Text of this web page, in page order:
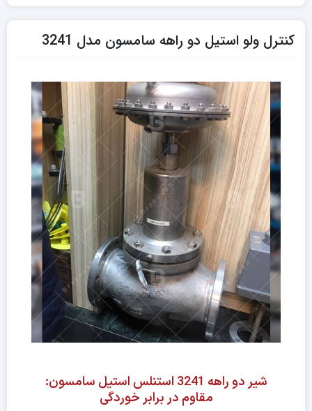
کنترل ولو استیل دو راهه سامسون مدل 3241
شیر دو راهه 3241 استنلس استیل سامسون:
مقاوم در برابر خوردگی